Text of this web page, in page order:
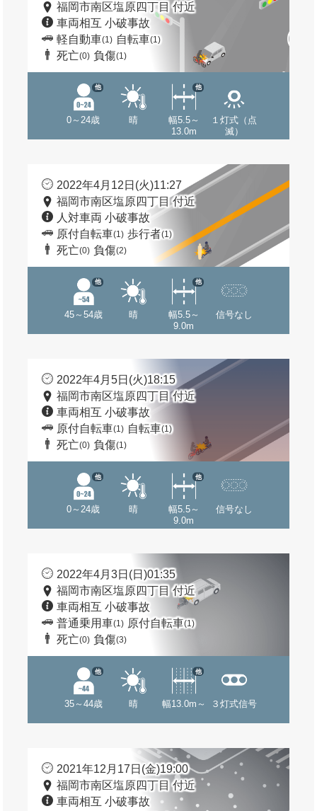
福岡市南区塩原四丁目 付近
車両相互 小破事故
軽自動車(1) 自転車(1)
死亡(0) 負傷(1)
0～24歳
他
晴
幅5.5～
13.0m
他
１灯式（点
滅）
2022年4月12日(火)11:27
福岡市南区塩原四丁目 付近
人対車両 小破事故
原付自転車(1) 歩行者(1)
死亡(0) 負傷(2)
45～54歳
他
晴
幅5.5～
9.0m
他
信号なし
2022年4月5日(火)18:15
福岡市南区塩原四丁目 付近
車両相互 小破事故
原付自転車(1) 自転車(1)
死亡(0) 負傷(1)
0～24歳
他
晴
幅5.5～
9.0m
他
信号なし
2022年4月3日(日)01:35
福岡市南区塩原四丁目 付近
車両相互 小破事故
普通乗用車(1) 原付自転車(1)
死亡(0) 負傷(3)
35～44歳
他
晴 幅13.0m～
他
３灯式信号
2021年12月17日(金)19:00
福岡市南区塩原四丁目 付近
車両相互 小破事故